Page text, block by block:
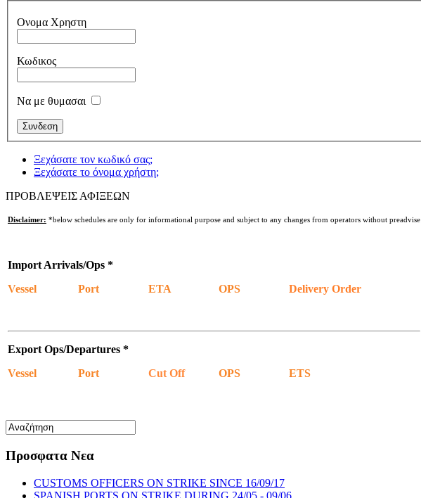
Ονομα Χρηστη
Κωδικος
Να με θυμασαι
Ξεχάσατε τον κωδικό σας;
Ξεχάσατε το όνομα χρήστη;
ΠΡΟΒΛΕΨΕΙΣ ΑΦΙΞΕΩΝ
Disclaimer: *below schedules are only for informational purpose and subject to any changes from operators without preadvise
Import Arrivals/Ops *
Vessel
Port ETA OPS Delivery Order
Export Ops/Departures *
Vessel
Port Cut Off OPS ETS
Προσφατα Νεα
CUSTOMS OFFICERS ON STRIKE SINCE 16/09/17
SPANISH PORTS ON STRIKE DURING 24/05 - 09/06